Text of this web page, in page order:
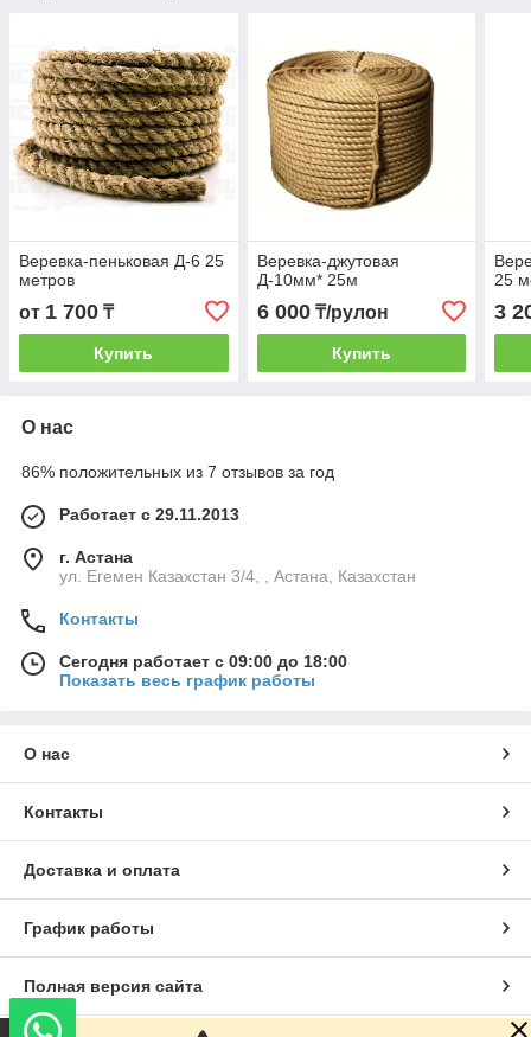
Веревка-пеньковая Д-6 25
метров
от 1 700 ₸
Купить
Веревка-джутовая
Д-10мм* 25м
6 000₸/рулон
Купить
25
3
О нас
86% положительных из 7 отзывов за год
Работает с 29.11.2013
г. Астана
ул. Егемен Казахстан 3/4, , Астана, Казахстан
Контакты
Сегодня работает с 09:00 до 18:00
Показать весь график работы
О нас
Контакты
Доставка и оплата
График работы
Полная версия сайта